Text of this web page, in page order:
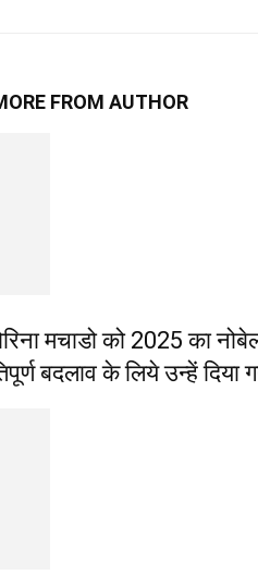
FROM AUTHOR
मचाडो को 2025 का
बदलाव के लिये उन्हें दिया